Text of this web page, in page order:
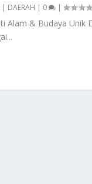
| DAERAH | 0 |
Alam & Budaya Unik